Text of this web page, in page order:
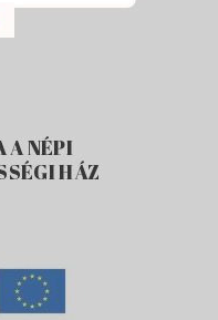
A NÉPI
HÁZ
in: